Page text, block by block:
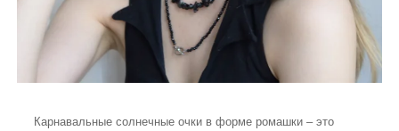
Карнавальные солнечные очки в форме ромашки – это